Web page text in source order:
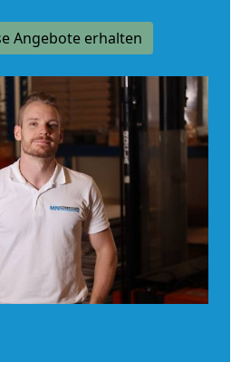
Angebote erhalten